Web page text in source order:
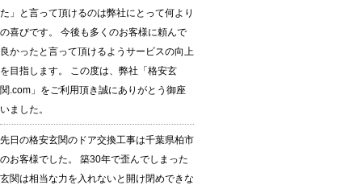
た」と言って頂けるのは弊社にとって何より
の喜びです。 今後も多くのお客様に頼んで
良かったと言って頂けるようサービスの向上
を目指します。 この度は、弊社「格安玄
関.com」をご利用頂き誠にありがとう御座
いました。
先日の格安玄関のドア交換工事は千葉県柏市
のお客様でした。 築30年で歪んでしまった
玄関は相当な力を入れないと開け閉めできな